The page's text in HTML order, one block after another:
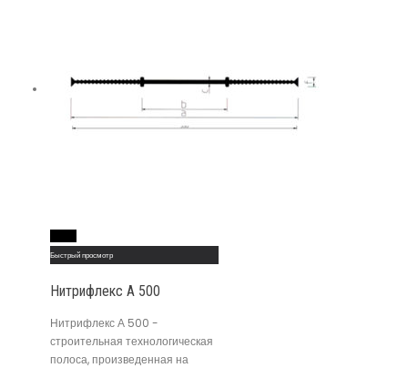
Быстрый просмотр
Нитрифлекс А 500
Нитрифлекс А 500 -
строительная технологическая
полоса, произведенная на